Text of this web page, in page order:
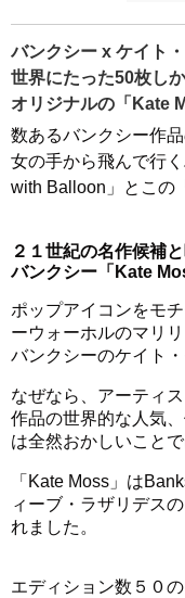
バンクシー x ケイト
世界にたった50枚し
オリジナルの「Kate
数あるバンクシー作
女の手から飛んで行
with Balloon」とこの
２１世紀の名作候補
バンクシー「Kate
ポップアイコンをモ
ーウォーホルのマリ
バンクシーのケイト
なぜなら、アーティ
作品の世界的な人気
は全然おかしいこと
「Kate Moss」は
ィーブ・ラザリデス
れました。
エディション数５０